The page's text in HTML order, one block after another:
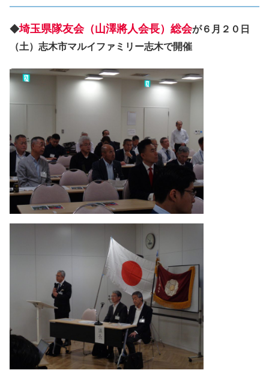
◆埼玉県隊友会（山澤將人会長）総会が６月２０日
（土）志木市マルイファミリー志木で開催